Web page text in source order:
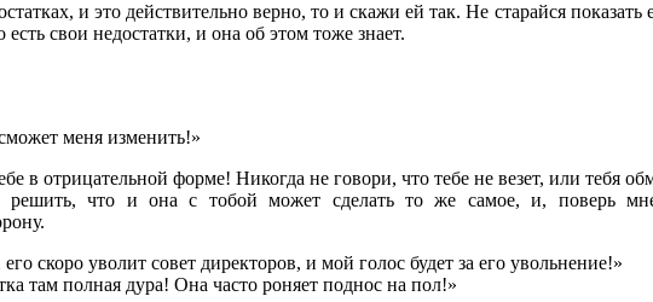
и это действительно верно, то и скажи ей так. Не старайся показать
свои недостатки, и она об этом тоже знает.
меня изменить!»
в отрицательной форме! Никогда не говори, что тебе не везет, или тебя
что и она с тобой может сделать то же самое, и, поверь
скоро уволит совет директоров, и мой голос будет за его увольнение!»
там полная дура! Она часто роняет поднос на пол!»